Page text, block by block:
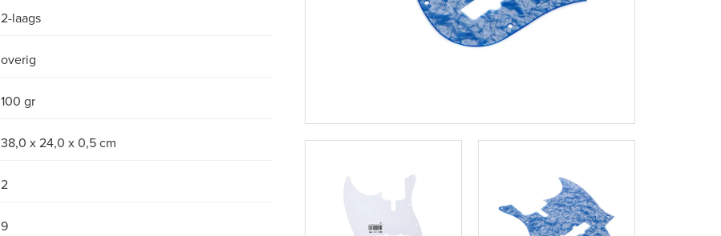
2-laags
overig
100 gr
38,0 x 24,0 x 0,5 cm
2
9